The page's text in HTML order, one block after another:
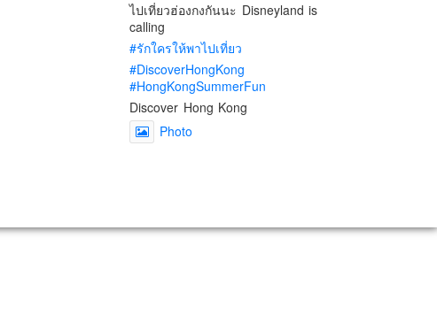
ไปเที่ยวฮ่องกงกันนะ Disneyland is
calling
#รักใครให้พาไปเที่ยว
#DiscoverHongKong
#HongKongSummerFun
Discover Hong Kong
Photo
แบบครอบครัว